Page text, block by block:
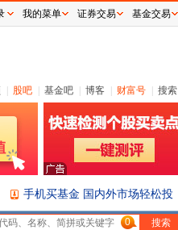
股吧 基金吧 博客 财富号 搜索
手机买基金 国内外市场轻松投
0
我的菜单 证券交易 基金交易